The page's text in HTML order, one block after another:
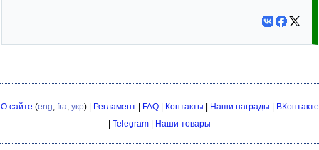
О сайте (eng, fra, укр) | Регламент| FAQ| Контакты Наши награды
ВКонтакте
Telegram Наши товары